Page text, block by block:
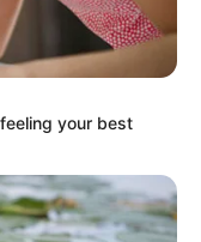
your best